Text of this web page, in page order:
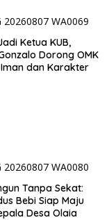
Ketua KUB,
Dorong OMK
dan Karakter
Tanpa Sekat:
Bebi Siap Maju
Desa Olaia